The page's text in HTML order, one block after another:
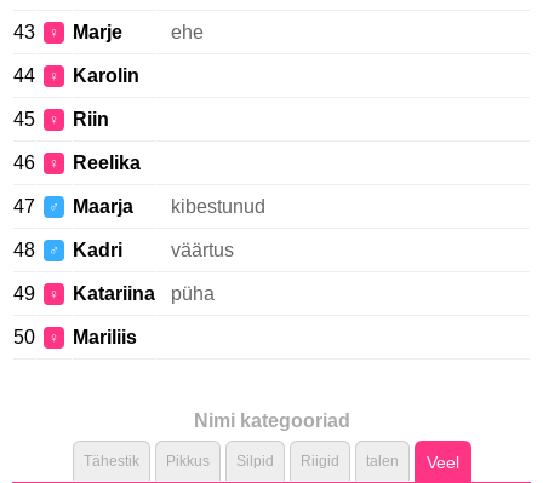
43 ♀ Marje ehe
44 ♀ Karolin
45 ♀ Riin
46 ♀ Reelika
47 ♂ Maarja kibestunud
48 ♂ Kadri väärtus
49 ♀ Katariina püha
50 ♀ Mariliis
Nimi kategooriad
Tähestik Pikkus Silpid Riigid talen Veel